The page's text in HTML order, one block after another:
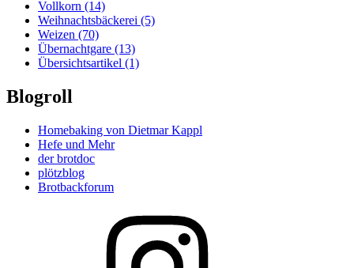
Vollkorn (14)
Weihnachtsbäckerei (5)
Weizen (70)
Übernachtgare (13)
Übersichtsartikel (1)
Blogroll
Homebaking von Dietmar Kappl
Hefe und Mehr
der brotdoc
plötzblog
Brotbackforum